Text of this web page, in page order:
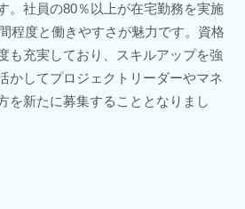
。社員の80％以上が在宅勤務を実施
程度と働きやすさが魅力です。資格
も充実しており、スキルアップを強
かしてプロジェクトリーダーやマネ
を新たに募集することとなりまし